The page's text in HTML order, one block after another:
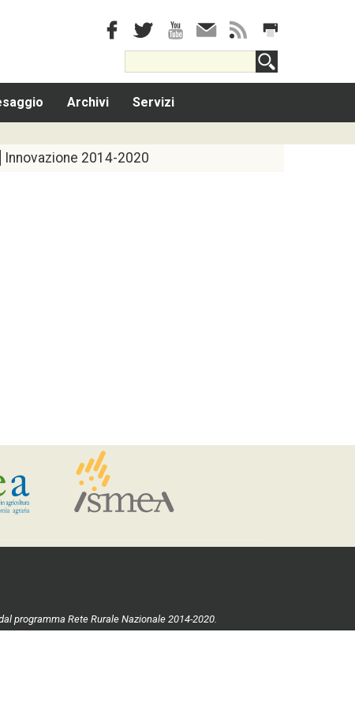
Archivi Servizi
Innovazione 2014-2020
programma Rete Rurale Nazionale 2014-2020.